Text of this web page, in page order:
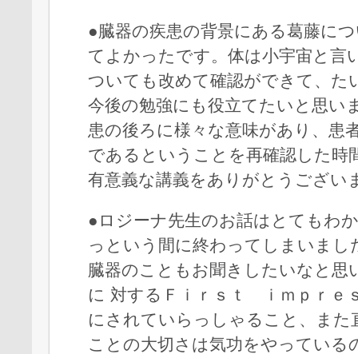
●臓器の疾患の背景にある葛藤に
てよかったです。体は小宇宙と言
ついても改めて確認ができて、た
今後の勉強にも役立てたいと思い
患の後ろに様々な意味があり、患
であるということを再確認した時
有意義な講義をありがとうござい
●ロジーナ先生のお話はとてもわ
っという間に終わってしまいまし
臓器のこともお聞きしたいなと思
に 対するＦｉｒｓｔ ｉｍｐｒｅ
にされていらっしゃること、また
ことの大切さは気功をやっている